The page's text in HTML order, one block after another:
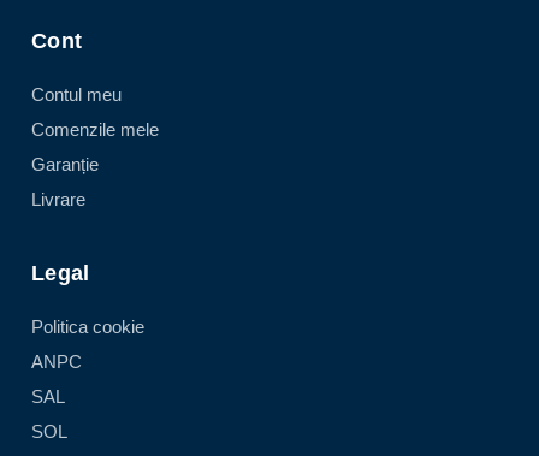
Cont
Contul meu
Comenzile mele
Garanție
Livrare
Legal
Politica cookie
ANPC
SAL
SOL